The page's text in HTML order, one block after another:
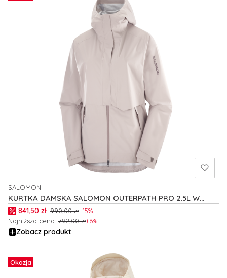
KURTKA DAMSKA SALOMON OUTERPATH PRO 2.5L W
C24688
PRODUCENT
SALOMON
Cena promocyjna
841,50 zł 990,00 zł -15%
Najniższa cena: 792,00 zł+6%
Zobacz produkt
Okazja